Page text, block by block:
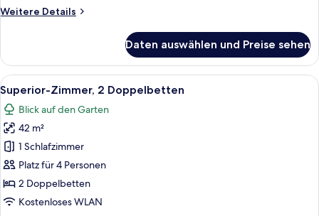
Weitere Details
Weitere
Zimmer,
1 King-
Bett
Daten auswählen und Preise sehen
Alle
Fotos
für
Superior-
Zimmer,
2 Doppelbetten
anzeigen
Ein Hotelzimmer mit zwei Betten,
20
Superior-Zimmer, 2 Doppelbetten
Blick auf den Garten
42 m²
1 Schlafzimmer
Platz für 4 Personen
2 Doppelbetten
Kostenloses WLAN